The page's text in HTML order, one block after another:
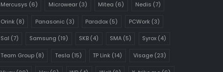
Mercusys (6) Microwear(3) Mitea (6) Nedis (7)
Orink(8) Panasonic(3) Paradox (5) PCWork(3)
Sal (7) Samsung (19) SKB (4) SMA(5) Syrox (4)
Team Group(8) Tesla (15) TP Link (14) Visage(23)